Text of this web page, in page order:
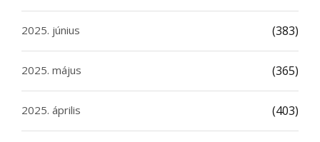
2025. június (383)
2025. május (365)
2025. április (403)